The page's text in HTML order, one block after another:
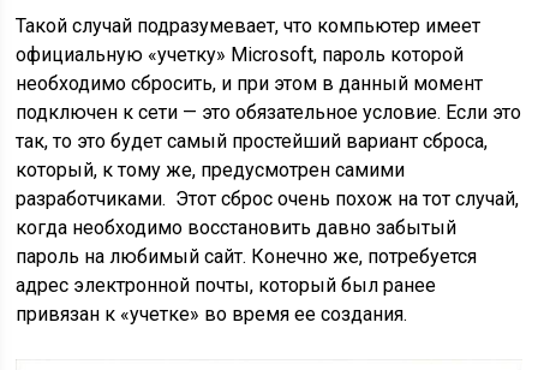
Такой случай подразумевает, что компьютер имеет
официальную «учетку» Microsoft, пароль которой
необходимо сбросить, и при этом в данный момент
подключен к сети — это обязательное условие. Если это
так, то это будет самый простейший вариант сброса,
который, к тому же, предусмотрен самими
разработчиками. Этот сброс очень похож на тот случай,
когда необходимо восстановить давно забытый
пароль на любимый сайт. Конечно же, потребуется
адрес электронной почты, который был ранее
привязан к «учетке» во время ее создания.